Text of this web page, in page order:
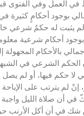
في العمل وفي
بوجود أحكامٍ كثيرة
يثبت له حكمٌ شرعي
بوجود أحكام شرعية
بالأحكام
الحكم الشرعي في
لا حكم فيها، أو لم يصل
إنْ لم يترتب على
أن صلاة الليل واجبة
شك في أن أكل الأرنب